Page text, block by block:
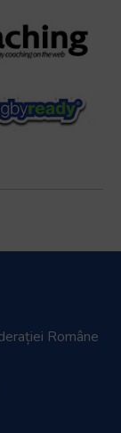
Române